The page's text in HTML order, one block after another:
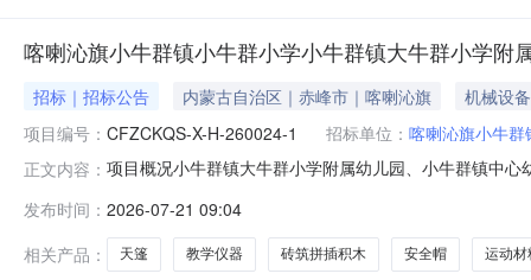
喀喇沁旗小牛群镇小牛群小学小牛群镇大牛群小学
招标｜招标公告 内蒙古自治区｜赤峰市｜喀喇沁旗
机械设备
项目编号： CFZCKQS-X-H-260024-1 招标单位： 喀喇沁旗小牛
正文内容： 项目概况小牛群镇大牛群小学附属幼儿园、小牛群镇中
牛群镇中心幼儿园学前教育玩教具及设施设备采购(二次
发布时间： 2026-07-21 09:04
相关产品：
天篷 教学仪器 砖筑拼插积木 安全帽 运动材